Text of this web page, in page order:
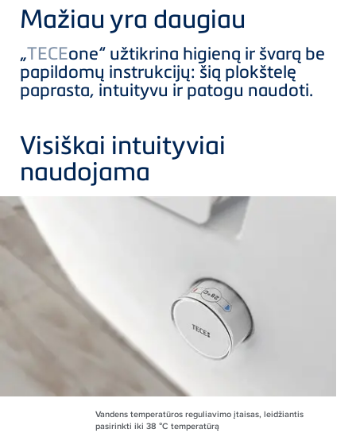
Mažiau yra daugiau
„TECEone“ užtikrina higieną ir švarą be
papildomų instrukcijų: šią plokštelę
paprasta, intuityvu ir patogu naudoti.
Visiškai intuityviai
naudojama
Vandens temperatūros reguliavimo įtaisas, leidžiantis
pasirinkti iki 38 °C temperatūrą